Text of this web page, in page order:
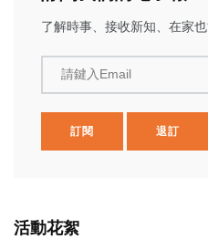
了解時事、接收新知、在家
請鍵入Email
訂閱 退訂
活動花絮